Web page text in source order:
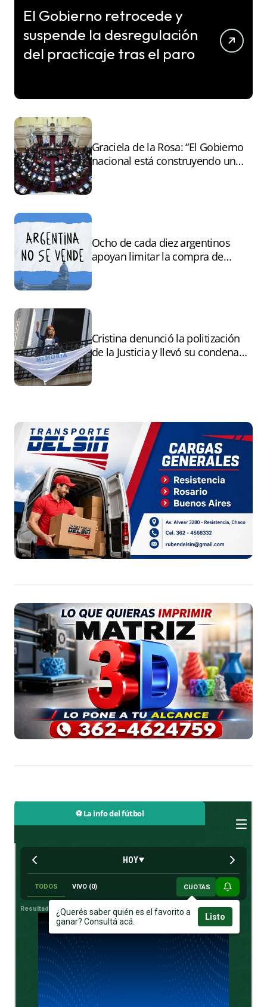
El Gobierno retrocede y
suspende la desregulación
del practicaje tras el paro
Graciela de la Rosa: “El Gobierno
nacional está construyendo un
Ocho de cada diez argentinos
apoyan limitar la compra de
Cristina denunció la politización
de la Justicia y llevó su condena
⚽ La info del fútbol